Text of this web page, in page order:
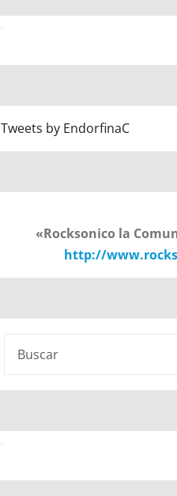
Tweets by EndorfinaC
«Rocksonico la
http://